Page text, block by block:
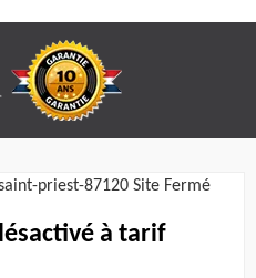
à tarif